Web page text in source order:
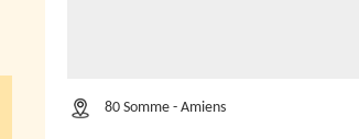
80 Somme - Amiens